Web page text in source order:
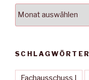
SCHLAGWÖRTER
Fachausschuss I